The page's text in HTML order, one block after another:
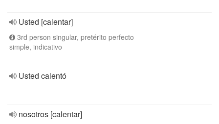
Usted [calentar]
3rd person singular, pretérito perfecto
simple, indicativo
Usted calentó
nosotros [calentar]